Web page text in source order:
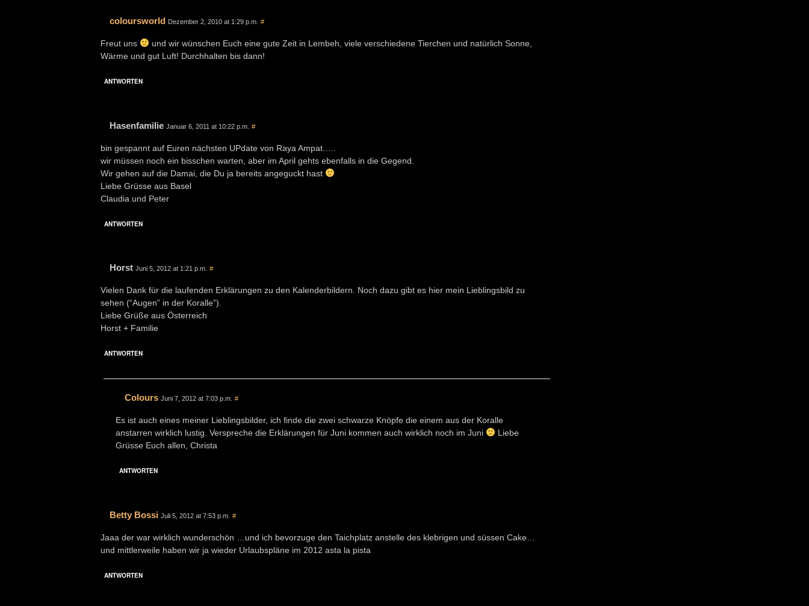
coloursworld Dezember 2, 2010 at 1:29 p.m. #
Freut uns
und wir wünschen Euch eine gute Zeit in Lembeh, viele verschiedene Tierchen und natürlich Sonne,
Wärme und gut Luft! Durchhalten bis dann!
ANTWORTEN
Hasenfamilie Januar 6, 2011 at 10:22 p.m. #
bin gespannt auf Euren nächsten UPdate von Raya Ampat…..
wir müssen noch ein bisschen warten, aber im April gehts ebenfalls in die Gegend.
Wir gehen auf die Damai, die Du ja bereits angeguckt hast
Liebe Grüsse aus Basel
Claudia und Peter
ANTWORTEN
Horst Juni 5, 2012 at 1:21 p.m. #
Vielen Dank für die laufenden Erklärungen zu den Kalenderbildern. Noch dazu gibt es hier mein Lieblingsbild zu
sehen (“Augen” in der Koralle”).
Liebe Grüße aus Österreich
Horst + Familie
ANTWORTEN
Colours Juni 7, 2012 at 7:03 p.m. #
Es ist auch eines meiner Lieblingsbilder, ich finde die zwei schwarze Knöpfe die einem aus der Koralle
anstarren wirklich lustig. Verspreche die Erklärungen für Juni kommen auch wirklich noch im Juni
Liebe
Grüsse Euch allen, Christa
ANTWORTEN
Betty Bossi Juli 5, 2012 at 7:53 p.m. #
Jaaa der war wirklich wunderschön …und ich bevorzuge den Taichplatz anstelle des klebrigen und süssen Cake…
und mittlerweile haben wir ja wieder Urlaubspläne im 2012 asta la pista
ANTWORTEN